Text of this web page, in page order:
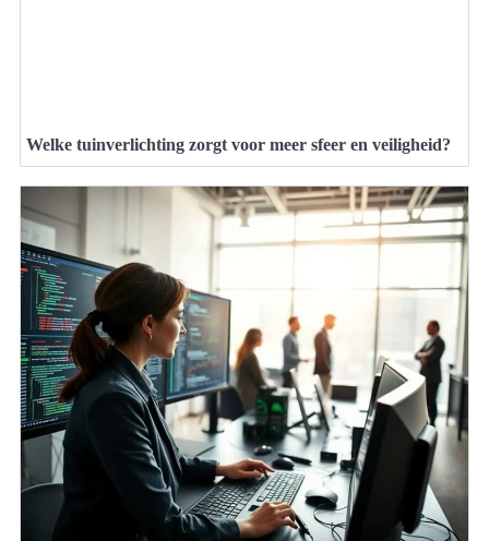
Welke tuinverlichting zorgt voor meer sfeer en veiligheid?